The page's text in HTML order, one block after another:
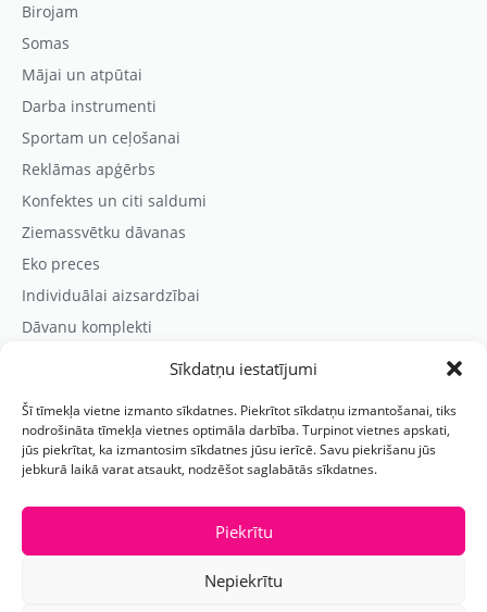
Sīkdatņu iestatījumi
Šī tīmekļa vietne izmanto sīkdatnes. Piekrītot sīkdatņu izmantošanai, tiks
nodrošināta tīmekļa vietnes optimāla darbība. Turpinot vietnes apskati,
jūs piekrītat, ka izmantosim sīkdatnes jūsu ierīcē. Savu piekrišanu jūs
jebkurā laikā varat atsaukt, nodzēšot saglabātās sīkdatnes.
Piekrītu
Nepiekrītu
Birojam
Somas
Mājai un atpūtai
Darba instrumenti
Sportam un ceļošanai
Reklāmas apģērbs
Konfektes un citi saldumi
Ziemassvētku dāvanas
Eko preces
Individuālai aizsardzībai
Dāvanu komplekti
Kontaktinformācija
Prezentreklāmas aģentūra “PARIS”
Reģ.nr.: 40103625328